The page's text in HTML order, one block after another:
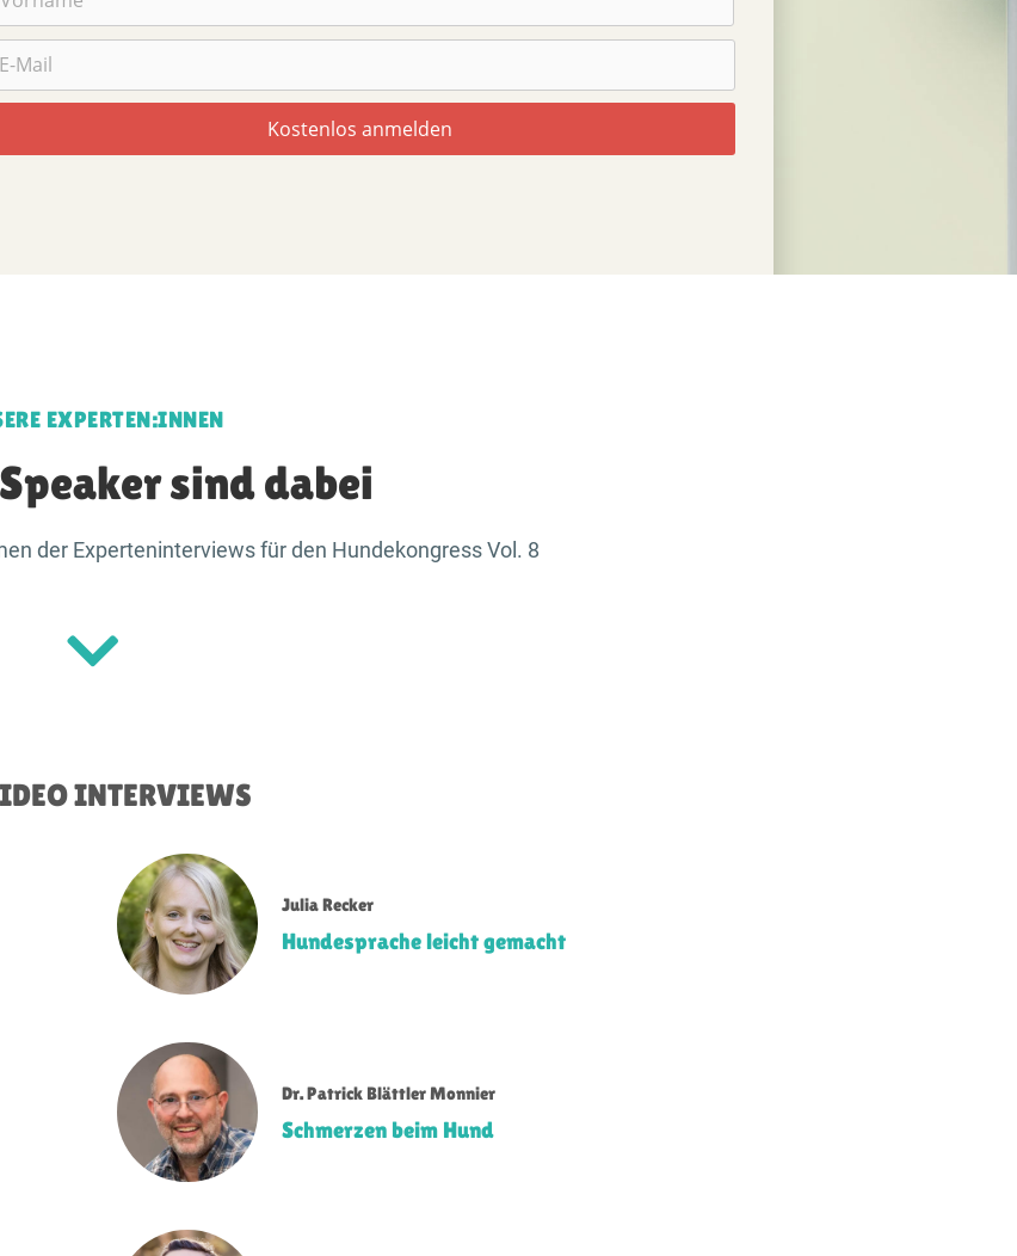
EXPERTEN:INNEN
sind dabei
der Experteninterviews für den Hundekongress Vol. 8
INTERVIEWS
Julia Recker
Hundesprache leicht gemacht
Dr. Patrick Blättler Monnier
Schmerzen beim Hund